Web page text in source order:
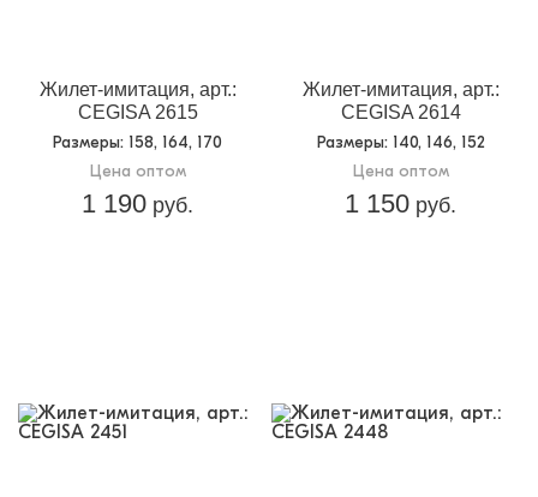
Жилет-имитация, арт.:
CEGISA 2615
Размеры: 158, 164, 170
Цена оптом
1 190 руб.
Жилет-имитация, арт.:
CEGISA 2614
Размеры: 140, 146, 152
Цена оптом
1 150 руб.